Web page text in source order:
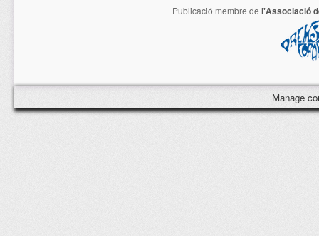
Publicació membre de l'Associació
Manage